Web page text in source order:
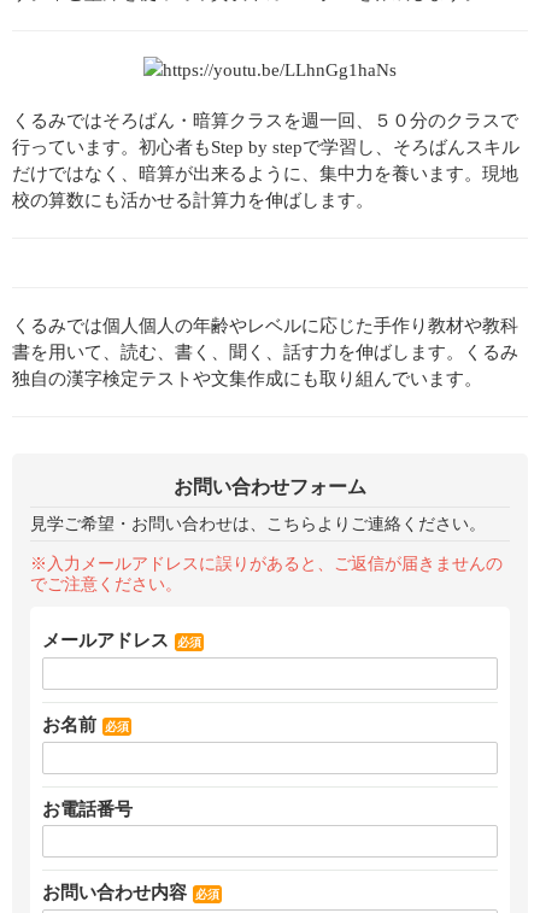
くるみではそろばん・暗算クラスを週一回、５０分のクラスで
行っています。初心者もStep by stepで学習し、そろばんスキル
だけではなく、暗算が出来るように、集中力を養います。現地
校の算数にも活かせる計算力を伸ばします。
くるみでは個人個人の年齢やレベルに応じた手作り教材や教科
書を用いて、読む、書く、聞く、話す力を伸ばします。くるみ
独自の漢字検定テストや文集作成にも取り組んでいます。
お問い合わせフォーム
見学ご希望・お問い合わせは、こちらよりご連絡ください。
※入力メールアドレスに誤りがあると、ご返信が届きませんの
でご注意ください。
メールアドレス 必須
お名前 必須
お電話番号
お問い合わせ内容 必須